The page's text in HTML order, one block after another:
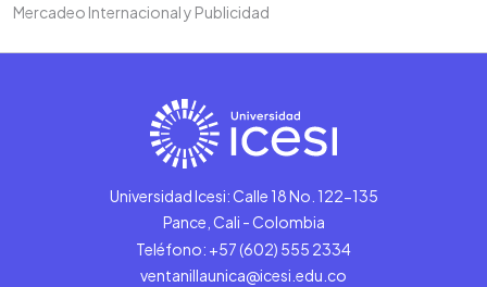
Mercadeo Internacional y Publicidad
Universidad Icesi: Calle 18 No. 122-135
Pance, Cali - Colombia
Teléfono: +57 (602) 555 2334
ventanillaunica@icesi.edu.co